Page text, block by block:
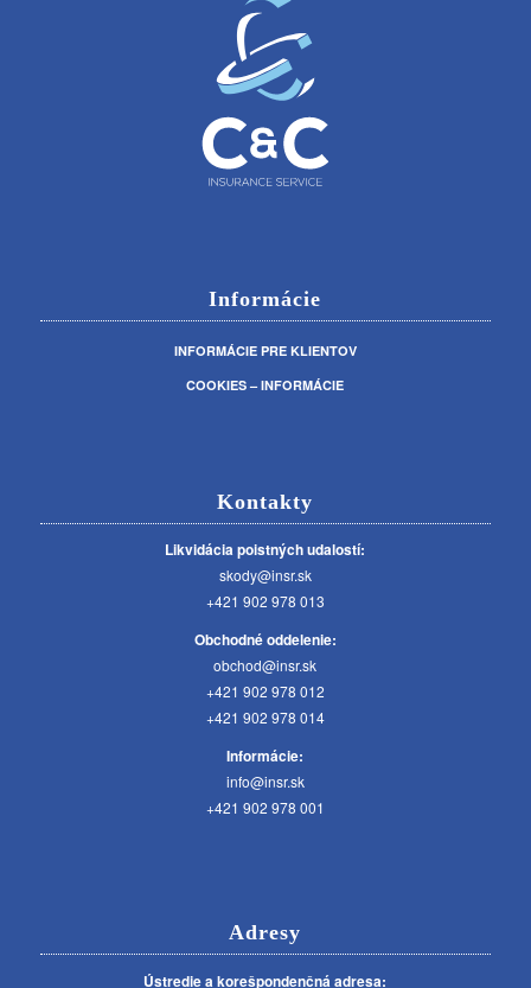
Informácie
INFORMÁCIE PRE KLIENTOV
COOKIES – INFORMÁCIE
Kontakty
Likvidácia poistných udalostí:
skody@insr.sk
+421 902 978 013
Obchodné oddelenie:
obchod@insr.sk
+421 902 978 012
+421 902 978 014
Informácie:
info@insr.sk
+421 902 978 001
Adresy
Ústredie a korešpondenčná adresa: